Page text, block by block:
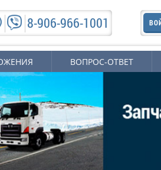
8-906-966-1001
ВОПРОС-ОТВЕТ